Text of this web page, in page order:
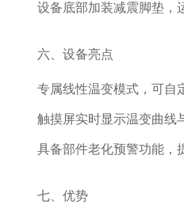
设备底部加装减震脚垫，
六、设备亮点
专属线性温变模式，可自
触摸屏实时显示温变曲线
具备部件老化预警功能，
七、优势